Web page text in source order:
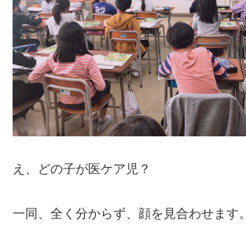
え、どの子が医ケア児？
一同、全く分からず、顔を見合わせます。